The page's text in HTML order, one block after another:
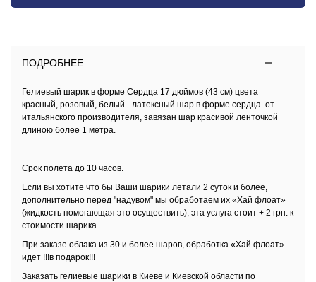
ПОДРОБНЕЕ
Гелиевый шарик в форме Сердца 17 дюймов (43 см) цвета
красный, розовый, белый - латексный шар в форме сердца от
итальянского производителя, завязан шар красивой ленточкой
длиною более 1 метра.
Срок полета до 10 часов.
Если вы хотите что бы Ваши шарики летали 2 суток и более,
дополнительно перед "надувом" мы обработаем их «Хай флоат»
(жидкость помогающая это осуществить), эта услуга стоит + 2 грн. к
стоимости шарика.
При заказе облака из 30 и более шаров, обработка «Хай флоат»
идет !!!в подарок!!!
Заказать гелиевые шарики в Киеве и Киевской области по